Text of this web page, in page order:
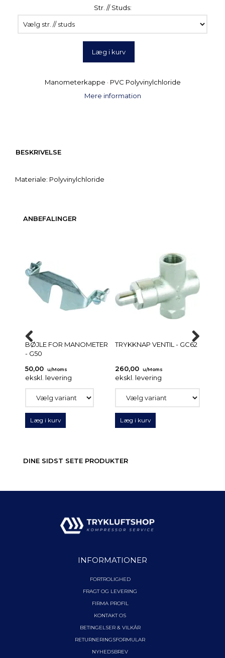
Str. // Studs:
Læg i kurv
Manometerkappe · PVC Polyvinylchloride
Mere information
BESKRIVELSE
Materiale: Polyvinylchloride
ANBEFALINGER
BØJLE FOR MANOMETER
- G50
50,00
u/Moms
ekskl. levering
Læg i kurv
TRYKKNAP VENTIL - GC62
260,00 u/Moms
ekskl. levering
Læg i kurv
DINE SIDST SETE PRODUKTER
INFORMATIONER
FORTROLIGHED
FRAGT OG LEVERING
FIRMA PROFIL
KONTAKT OS
BETINGELSER & VILKÅR
RETURNERINGSFORMULAR
NYHEDSBREV